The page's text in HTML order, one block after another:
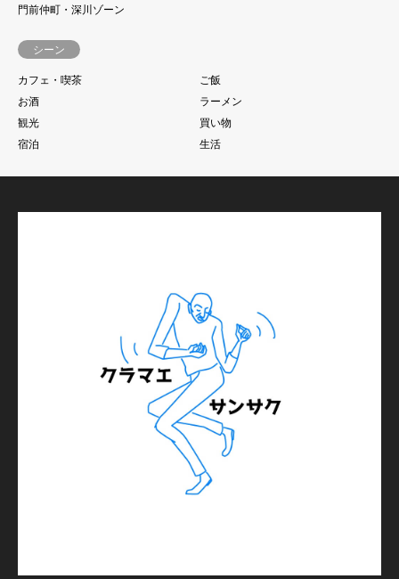
門前仲町・深川ゾーン
シーン
カフェ・喫茶
ご飯
お酒
ラーメン
観光
買い物
宿泊
生活